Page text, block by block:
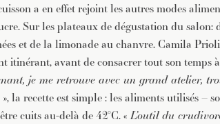
a en effet rejoint les autres modes
Sur les plateaux de dégustation du salon:
et de la limonade au chanvre. Camila
itinérant, avant de consacrer tout son temps
je me retrouve avec un grand atelier,
», la recette est simple : les aliments utilisés –
cuits au-delà de 42°C. «L’outil du